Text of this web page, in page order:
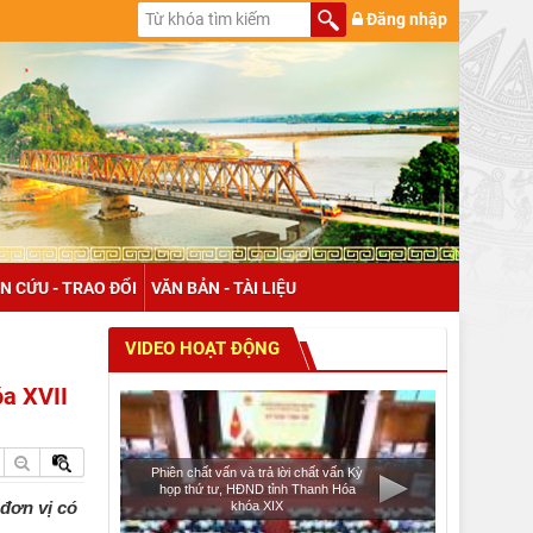
Đăng nhập
CỨU - TRAO ĐỔI VĂN BẢN - TÀI LIỆU
XVII
vị có
VIDEO HOẠT ĐỘNG
Phiên chất vấn và trả lời chất vấn Kỳ
họp thứ tư, HĐND tỉnh Thanh Hóa
khóa XIX